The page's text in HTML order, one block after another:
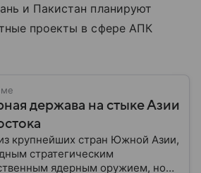
и Пакистан планируют
проекты в сфере АПК
держава на стыке Азии
крупнейших стран Южной Азии,
стратегическим
ядерным оружием, но